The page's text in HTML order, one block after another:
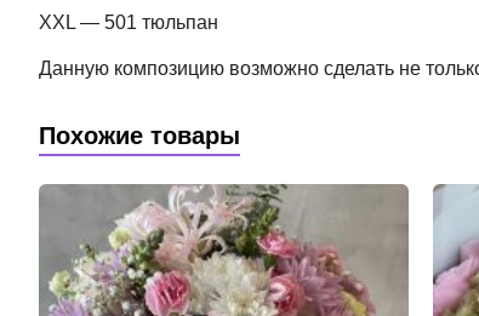
XXL — 501 тюльпан
Данную композицию возможно сделать не
Похожие товары